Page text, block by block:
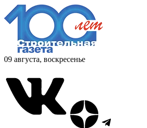
09 августа, воскресенье